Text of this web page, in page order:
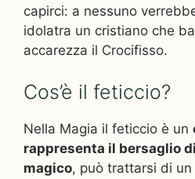
capirci: a nessuno
idolatra un cristiano che
accarezza il Crocifisso.
Cos’è il feticcio?
Nella Magia il feticcio è un
rappresenta il bersaglio
magico, può trattarsi di